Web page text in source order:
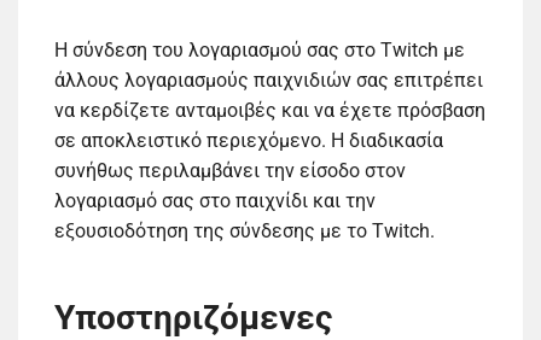
Η σύνδεση του λογαριασμού σας στο Twitch με
άλλους λογαριασμούς παιχνιδιών σας επιτρέπει
να κερδίζετε ανταμοιβές και να έχετε πρόσβαση
σε αποκλειστικό περιεχόμενο. Η διαδικασία
συνήθως περιλαμβάνει την είσοδο στον
λογαριασμό σας στο παιχνίδι και την
εξουσιοδότηση της σύνδεσης με το Twitch.
Υποστηριζόμενες